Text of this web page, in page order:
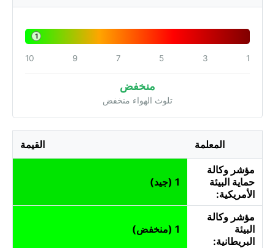
1
1
3
5
7
9
10
منخفض
تلوث الهواء منخفض
المعلمة القيمة
مؤشر وكالة
حماية البيئة
الأمريكية:
1 (جيد)
مؤشر وكالة
البيئة
البريطانية:
1 (منخفض)